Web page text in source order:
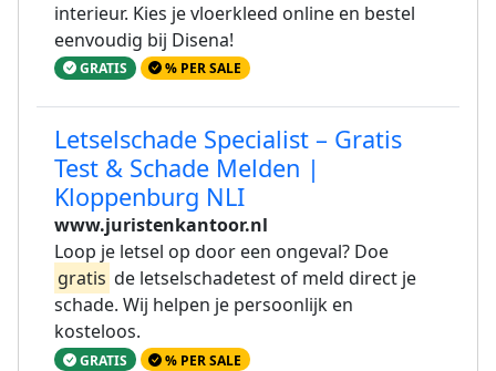
interieur. Kies je vloerkleed online en bestel
eenvoudig bij Disena!
GRATIS % PER SALE
Letselschade Specialist – Gratis
Test & Schade Melden |
Kloppenburg NLI
www.juristenkantoor.nl
Loop je letsel op door een ongeval? Doe
gratis de letselschadetest of meld direct je
schade. Wij helpen je persoonlijk en
kosteloos.
GRATIS % PER SALE